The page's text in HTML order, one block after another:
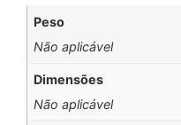
Peso
Não aplicável
Dimensões
Não aplicável